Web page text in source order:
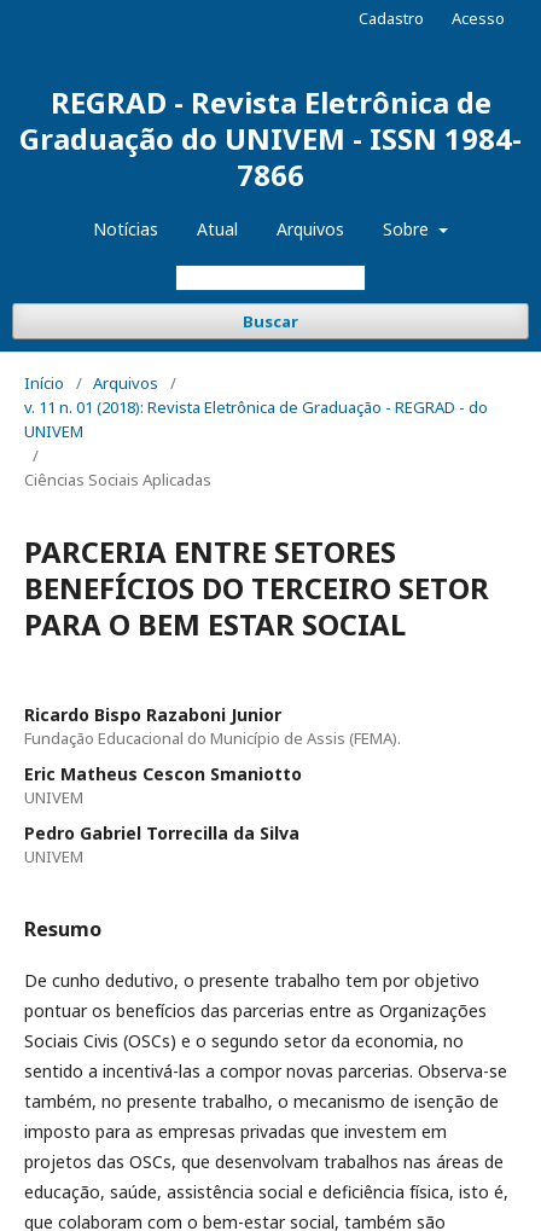
REGRAD - Revista Eletrônica de
Graduação do UNIVEM - ISSN 1984-
7866
Notícias Atual Arquivos Sobre
Buscar
Cadastro Acesso
Início / Arquivos
/
v. 11 n. 01 (2018): Revista Eletrônica de Graduação - REGRAD - do
UNIVEM
/
Ciências Sociais Aplicadas
PARCERIA ENTRE SETORES
BENEFÍCIOS DO TERCEIRO SETOR
PARA O BEM ESTAR SOCIAL
Ricardo Bispo Razaboni Junior
Fundação Educacional do Município de Assis (FEMA).
Eric Matheus Cescon Smaniotto
UNIVEM
Pedro Gabriel Torrecilla da Silva
UNIVEM
Resumo
De cunho dedutivo, o presente trabalho tem por objetivo
pontuar os benefícios das parcerias entre as Organizações
Sociais Civis (OSCs) e o segundo setor da economia, no
sentido a incentivá-las a compor novas parcerias. Observa-se
também, no presente trabalho, o mecanismo de isenção de
imposto para as empresas privadas que investem em
projetos das OSCs, que desenvolvam trabalhos nas áreas de
educação, saúde, assistência social e deficiência física, isto é,
que colaboram com o bem-estar social, também são